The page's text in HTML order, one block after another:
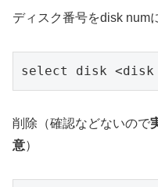
ディスク番号をdisk num
select disk <disk
削除（確認などないので
意）